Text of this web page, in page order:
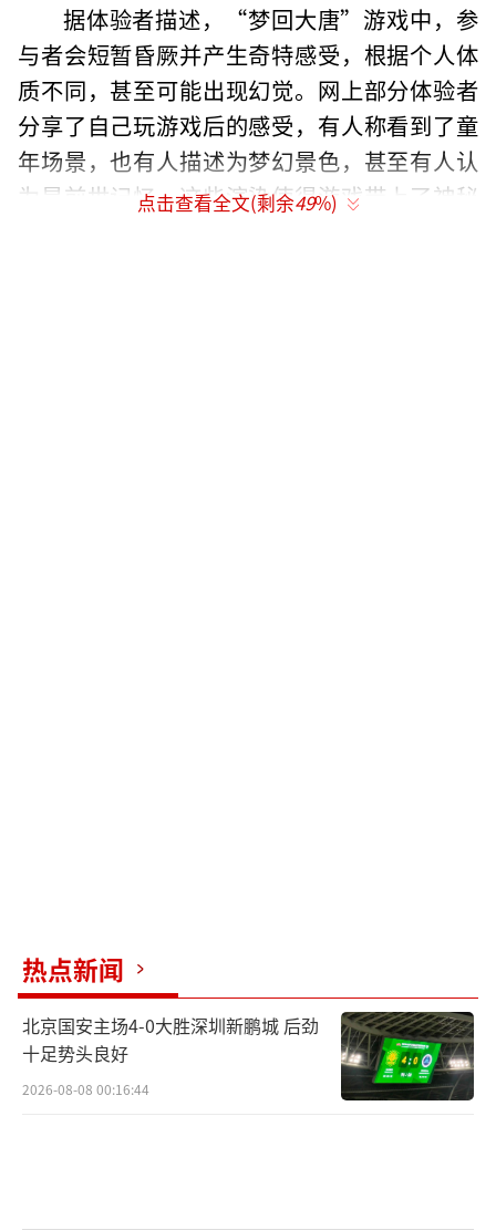
据体验者描述，“梦回大唐”游戏中，参
与者会短暂昏厥并产生奇特感受，根据个人体
质不同，甚至可能出现幻觉。网上部分体验者
分享了自己玩游戏后的感受，有人称看到了童
年场景，也有人描述为梦幻景色，甚至有人认
为是前世记忆。这些渲染使得游戏带上了神秘
点击查看全文(剩余49%)
热点新闻
北京国安主场4-0大胜深圳新鹏城 后劲
十足势头良好
2026-08-08 00:16:44